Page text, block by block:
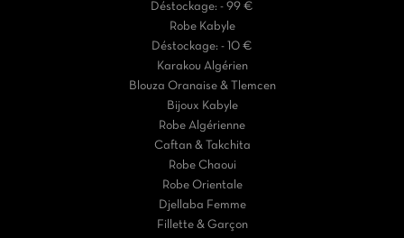
Déstockage: - 99 €
Robe Kabyle
Déstockage: - 10 €
Karakou Algérien
Blouza Oranaise & Tlemcen
Bijoux Kabyle
Robe Algérienne
Caftan & Takchita
Robe Chaoui
Robe Orientale
Djellaba Femme
Fillette & Garçon